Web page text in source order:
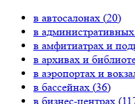
в автосалонах (20)
в
в амфитиатрах и
в архивах и
в аэропортах и
в бассейнах (36)
в бизнес-центрах (